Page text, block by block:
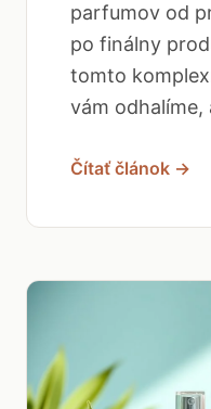
parfumov od
po finálny
tomto
vám odhalíme,
Čítať článok →